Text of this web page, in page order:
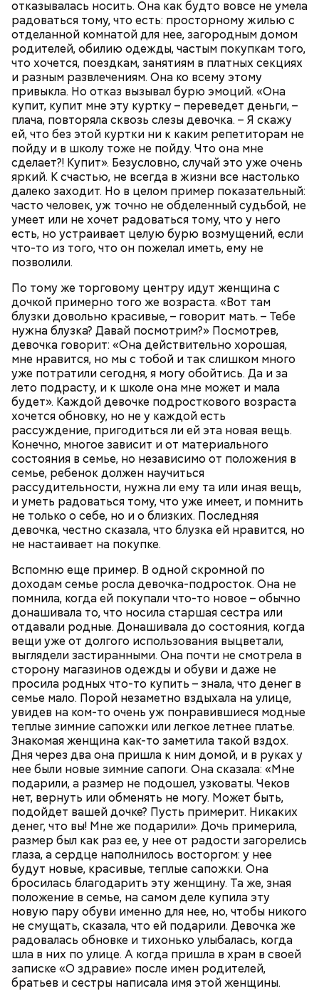
отказывалась носить. Она как будто вовсе не умела
радоваться тому, что есть: просторному жилью с
отделанной комнатой для нее, загородным домом
родителей, обилию одежды, частым покупкам того,
что хочется, поездкам, занятиям в платных секциях
и разным развлечениям. Она ко всему этому
привыкла. Но отказ вызывал бурю эмоций. «Она
купит, купит мне эту куртку – переведет деньги, –
плача, повторяла сквозь слезы девочка. – Я скажу
ей, что без этой куртки ни к каким репетиторам не
пойду и в школу тоже не пойду. Что она мне
сделает?! Купит». Безусловно, случай это уже очень
яркий. К счастью, не всегда в жизни все настолько
далеко заходит. Но в целом пример показательный:
часто человек, уж точно не обделенный судьбой, не
умеет или не хочет радоваться тому, что у него
есть, но устраивает целую бурю возмущений, если
что-то из того, что он пожелал иметь, ему не
позволили.
По тому же торговому центру идут женщина с
дочкой примерно того же возраста. «Вот там
блузки довольно красивые, – говорит мать. – Тебе
нужна блузка? Давай посмотрим?» Посмотрев,
девочка говорит: «Она действительно хорошая,
мне нравится, но мы с тобой и так слишком много
уже потратили сегодня, я могу обойтись. Да и за
лето подрасту, и к школе она мне может и мала
будет». Каждой девочке подросткового возраста
хочется обновку, но не у каждой есть
рассуждение, пригодиться ли ей эта новая вещь.
Конечно, многое зависит и от материального
состояния в семье, но независимо от положения в
семье, ребенок должен научиться
рассудительности, нужна ли ему та или иная вещь,
и уметь радоваться тому, что уже имеет, и помнить
не только о себе, но и о близких. Последняя
девочка, честно сказала, что блузка ей нравится, но
не настаивает на покупке.
Вспомню еще пример. В одной скромной по
доходам семье росла девочка-подросток. Она не
помнила, когда ей покупали что-то новое – обычно
донашивала то, что носила старшая сестра или
отдавали родные. Донашивала до состояния, когда
вещи уже от долгого использования выцветали,
выглядели застиранными. Она почти не смотрела в
сторону магазинов одежды и обуви и даже не
просила родных что-то купить – знала, что денег в
семье мало. Порой незаметно вздыхала на улице,
увидев на ком-то очень уж понравившиеся модные
теплые зимние сапожки или легкое летнее платье.
Знакомая женщина как-то заметила такой вздох.
Дня через два она пришла к ним домой, и в руках у
нее были новые зимние сапоги. Она сказала: «Мне
подарили, а размер не подошел, узковаты. Чеков
нет, вернуть или обменять не могу. Может быть,
подойдет вашей дочке? Пусть примерит. Никаких
денег, что вы! Мне же подарили». Дочь примерила,
размер был как раз ее, у нее от радости загорелись
глаза, а сердце наполнилось восторгом: у нее
будут новые, красивые, теплые сапожки. Она
бросилась благодарить эту женщину. Та же, зная
положение в семье, на самом деле купила эту
новую пару обуви именно для нее, но, чтобы никого
не смущать, сказала, что ей подарили. Девочка же
радовалась обновке и тихонько улыбалась, когда
шла в них по улице. А когда пришла в храм в своей
записке «О здравие» после имен родителей,
братьев и сестры написала имя этой женщины.
Терапевт Кондрахин назвал
продукты и напитки, которые
выводят токсины из организма
Ранние плоды, по словам врача, лучше не есть:
беременным, кормящим женщинам;
людям с ослабленной иммунной системой;
пожилым;
детям.
— Там может содержаться огромное количество
нитратов, которое вызовет головокружение,
гипоксию и ухудшение физического состояния, —
предостерегла Соломатина.
Также не нужно есть дыню до корки, потому что
именно там скапливаются нитраты. И важно
тщательно ее мыть, чтобы не отравиться, добавила
собеседница «ВМ».
Чистит сосуды и защищает от
рака: чем полезен кресс-салат